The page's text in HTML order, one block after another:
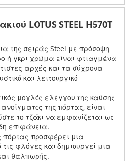
LOTUS STEEL H570T
της σειράς Steel με πρόσοψη
ή γκρι χρώμα είναι φτιαγμένα
αρχές και τα σύχρονα
και λειτουργικό
μοχλός ελέγχου της καύσης
της πόρτας, είναι
το τζάκι να εμφανίζεται ως
επιφάνεια.
πόρτας προσφέρει μια
φλόγες και δημιουργεί μια
θαλπωρής.